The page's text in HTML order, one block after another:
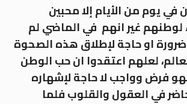
في يوم من الأيام إلا محبين
غير انهم في الماضي لم
او حاجة لإطلاق هذه الصحوة
لعلهم اعتقدوا ان حب الوطن
فرض وواجب لا حاجة لإشهاره
في العقول والقلوب فلما